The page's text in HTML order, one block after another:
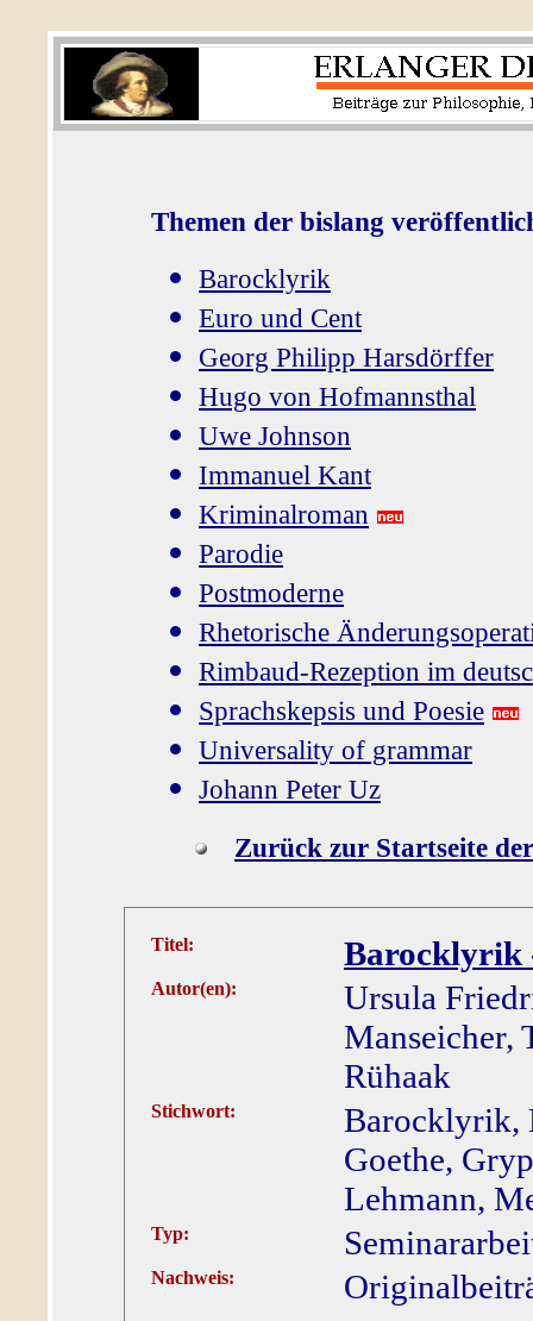
Themen der bislang
Barocklyrik
Euro und Cent
Georg Philipp Harsdörffer
Hugo von Hofmannsthal
Uwe Johnson
Immanuel Kant
Kriminalroman
Parodie
Postmoderne
Rhetorische
Rimbaud-Rezeption im
Sprachskepsis und Poesie
Universality of grammar
Johann Peter Uz
Zurück zur Startseite
Titel: Barocklyrik
Autor(en):
Ursula
Manseicher,
Rühaak
Stichwort:
Barocklyrik,
Goethe,
Lehmann,
Typ:
Nachweis: